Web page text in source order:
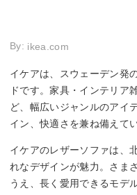
By: ikea.com
イケアは、スウェーデン発
ドです。家具・インテリア
ど、幅広いジャンルのアイ
イン、快適さを兼ね備えて
イケアのレザーソファは、
れなデザインが魅力。さま
うえ、長く愛用できるモデ